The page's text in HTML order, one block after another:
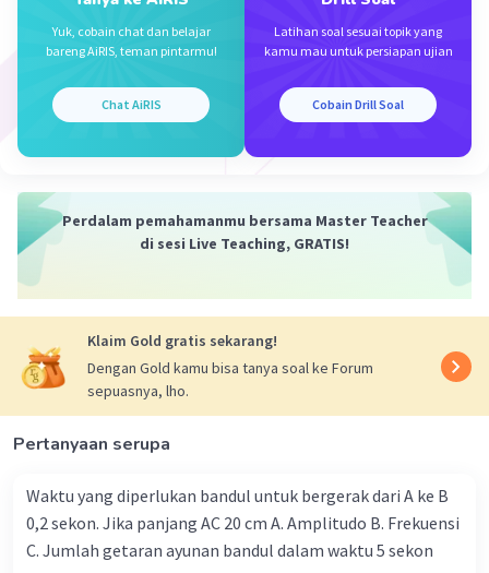
Vp/Vs = Is/Ip
dimana:
Vs = tegangan sekunder (V)
Ip = kuat arus primer (A)
Maka:
Vp/Vs = Is/Ip
Oleh karena itu, jawaban yang benar adalah C.
Beri Rating·0.0
Yuk, cobain chat dan belajar
bareng AiRIS, teman pintarmu!
Chat AiRIS
Latihan soal sesuai topik yang
kamu mau untuk persiapan ujian
Cobain Drill Soal
Perdalam pemahamanmu bersama Master Teacher
di sesi Live Teaching, GRATIS!
Klaim Gold gratis sekarang!
Dengan Gold kamu bisa tanya soal ke Forum
sepuasnya, lho.
Pertanyaan serupa
Waktu yang diperlukan bandul untuk bergerak dari A ke B
0,2 sekon. Jika panjang AC 20 cm A. Amplitudo B. Frekuensi
C. Jumlah getaran ayunan bandul dalam waktu 5 sekon